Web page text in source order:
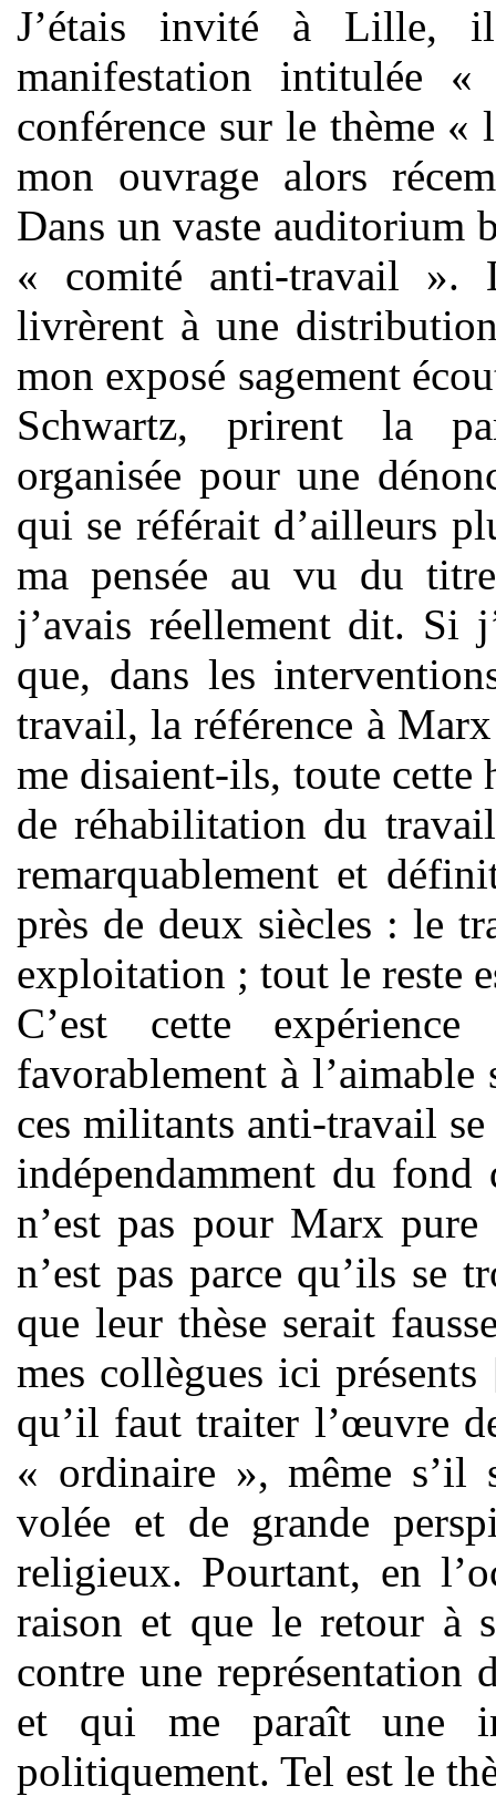
J’étais invité à
manifestation intitulée
conférence sur le thème
mon ouvrage alors
Dans un vaste auditorium
« comité anti-travail ».
livrèrent à une
mon exposé sagement
Schwartz, prirent la
organisée pour une
qui se référait d’ailleurs
ma pensée au vu du
j’avais réellement dit. Si
que, dans les
travail, la référence à
me disaient-ils, toute cette
de réhabilitation du
remarquablement et
près de deux siècles : le
exploitation ; tout le reste
C’est cette
favorablement à
ces militants anti-travail
indépendamment du
n’est pas pour Marx
n’est pas parce qu’ils se
que leur thèse serait
mes collègues ici
qu’il faut traiter l’œuvre
« ordinaire », même s’il
volée et de grande
religieux. Pourtant, en
raison et que le retour à
contre une représentation
et qui me paraît une
politiquement. Tel est le